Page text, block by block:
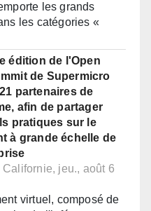
les grands
les catégories «
édition de l'Open
de Supermicro
partenaires de
afin de partager
pratiques sur le
à grande échelle de
jeu., août 6
virtuel, composé de